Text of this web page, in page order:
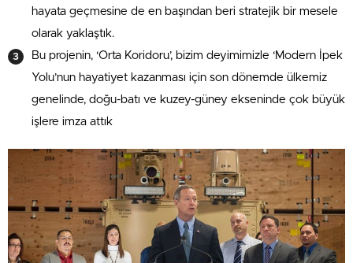
hayata geçmesine de en başından beri stratejik bir mesele
olarak yaklaştık.
Bu projenin, ‘Orta Koridoru’, bizim deyimimizle ‘Modern İpek
Yolu’nun hayatiyet kazanması için son dönemde ülkemiz
genelinde, doğu-batı ve kuzey-güney ekseninde çok büyük
işlere imza attık